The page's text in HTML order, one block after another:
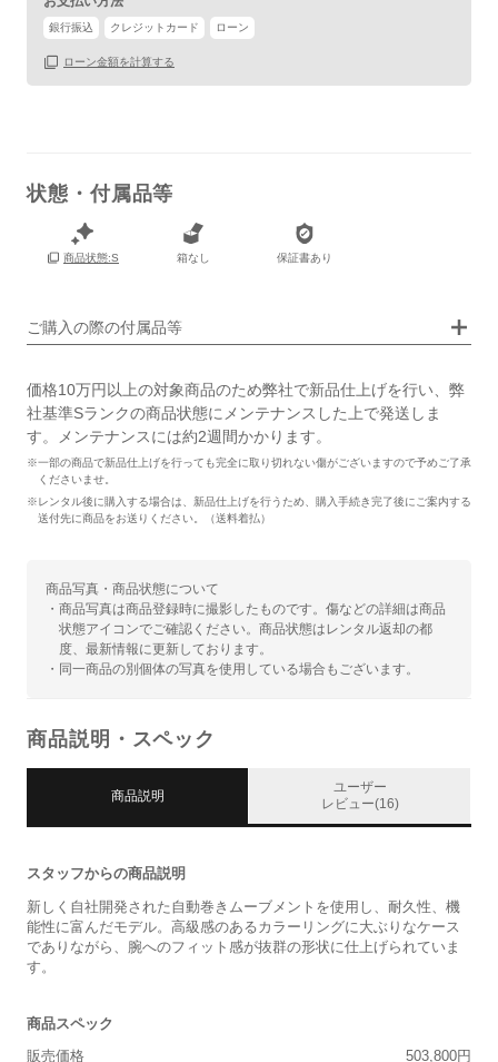
銀行振込 クレジットカード ローン
ローン金額を計算する
状態・付属品等
商品状態:S 箱なし 保証書あり
ご購入の際の付属品等
価格10万円以上の対象商品のため弊社で新品仕上げを行い、弊
社基準Sランクの商品状態にメンテナンスした上で発送しま
す。メンテナンスには約2週間かかります。
※一部の商品で新品仕上げを行っても完全に取り切れない傷がございますので予めご了承
くださいませ。
※レンタル後に購入する場合は、新品仕上げを行うため、購入手続き完了後にご案内する
送付先に商品をお送りください。（送料着払）
商品写真・商品状態について
・商品写真は商品登録時に撮影したものです。傷などの詳細は商品
状態アイコンでご確認ください。商品状態はレンタル返却の都
度、最新情報に更新しております。
・同一商品の別個体の写真を使用している場合もございます。
商品説明・スペック
商品説明
ユーザー
レビュー(16)
スタッフからの商品説明
新しく自社開発された自動巻きムーブメントを使用し、耐久性、機
能性に富んだモデル。高級感のあるカラーリングに大ぶりなケース
でありながら、腕へのフィット感が抜群の形状に仕上げられていま
す。
商品スペック
販売価格
503,800円